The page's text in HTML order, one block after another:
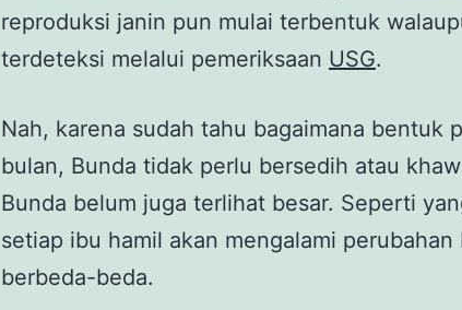
reproduksi janin pun mulai terbentuk
terdeteksi melalui pemeriksaan USG.
Nah, karena sudah tahu bagaimana bentuk
bulan, Bunda tidak perlu bersedih atau
Bunda belum juga terlihat besar. Seperti
setiap ibu hamil akan mengalami
berbeda-beda.